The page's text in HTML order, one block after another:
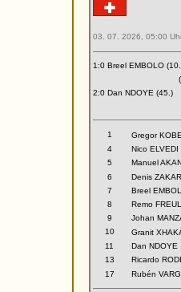
03. 07. 2026, 05:00
1:0 Breel EMBOLO
2:0 Dan NDOYE (45.)
1
Gregor
4
Nico ELVEDI
5
Manuel
6
Denis
7
Breel
8
Remo
9
Johan
10
Granit
11
Dan NDOYE
13
Ricardo
17
Rubén